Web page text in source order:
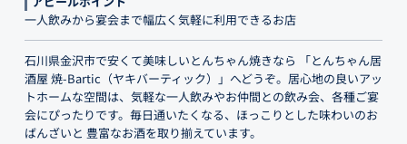
一人飲みから宴会まで幅広く気軽に利用できるお店
石川県金沢市で安くて美味しいとんちゃん焼きなら 「とんちゃん居
酒屋 焼-Bartic（ヤキバーティック）」へどうぞ。居心地の良いアッ
トホームな空間は、気軽な一人飲みやお仲間との飲み会、各種ご宴
会にぴったりです。毎日通いたくなる、ほっこりとした味わいのお
ばんざいと 豊富なお酒を取り揃えています。